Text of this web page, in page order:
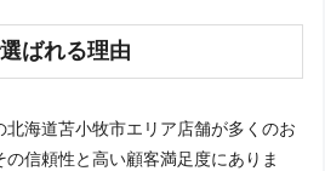
ばれる理由
海道苫小牧市エリア店舗が多くのお
信頼性と高い顧客満足度にありま